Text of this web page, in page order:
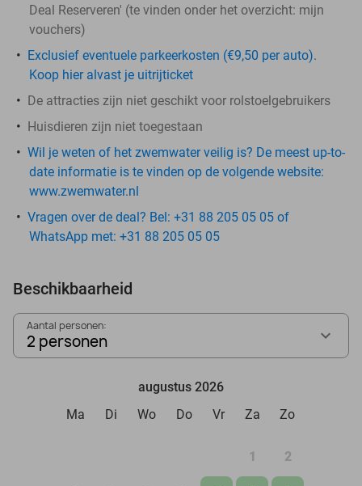
Deal Reserveren' (te vinden onder het overzicht: mijn
vouchers)
Exclusief eventuele parkeerkosten (€9,50 per auto).
Koop hier alvast je uitrijticket
De attracties zijn niet geschikt voor rolstoelgebruikers
Huisdieren zijn niet toegestaan
Wil je weten of het zwemwater veilig is? De meest up-to-
date informatie is te vinden op de volgende website:
www.zwemwater.nl
Vragen over de deal? Bel: +31 88 205 05 05 of
WhatsApp met: +31 88 205 05 05
Beschikbaarheid
Aantal personen:
2 personen
augustus 2026
Ma
Di Wo Do Vr Za Zo
1 2